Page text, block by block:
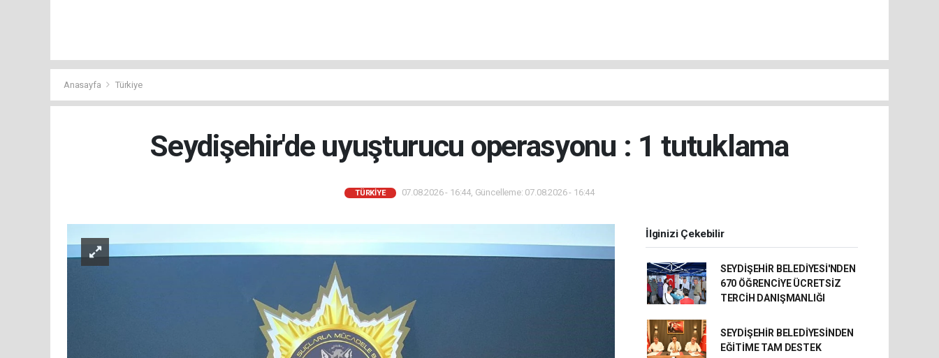
Anasayfa Türkiye
Seydişehir'de uyuşturucu operasyonu : 1 tutuklama
TÜRKIYE 07.08.2026 - 16:44, Güncelleme: 07.08.2026 - 16:44
İlginizi Çekebilir
SEYDİŞEHİR BELEDİYESİ'NDEN
670 ÖĞRENCİYE ÜCRETSİZ
TERCİH DANIŞMANLIĞI
SEYDİŞEHİR BELEDİYESİNDEN
EĞİTİME TAM DESTEK